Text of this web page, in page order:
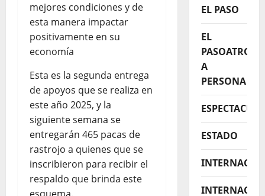
mejores condiciones y de
esta manera impactar
positivamente en su
economía
Esta es la segunda entrega
de apoyos que se realiza en
este año 2025, y la
siguiente semana se
entregarán 465 pacas de
rastrojo a quienes que se
inscribieron para recibir el
respaldo que brinda este
EL PASO
EL
A
PERSONA
ESTADO